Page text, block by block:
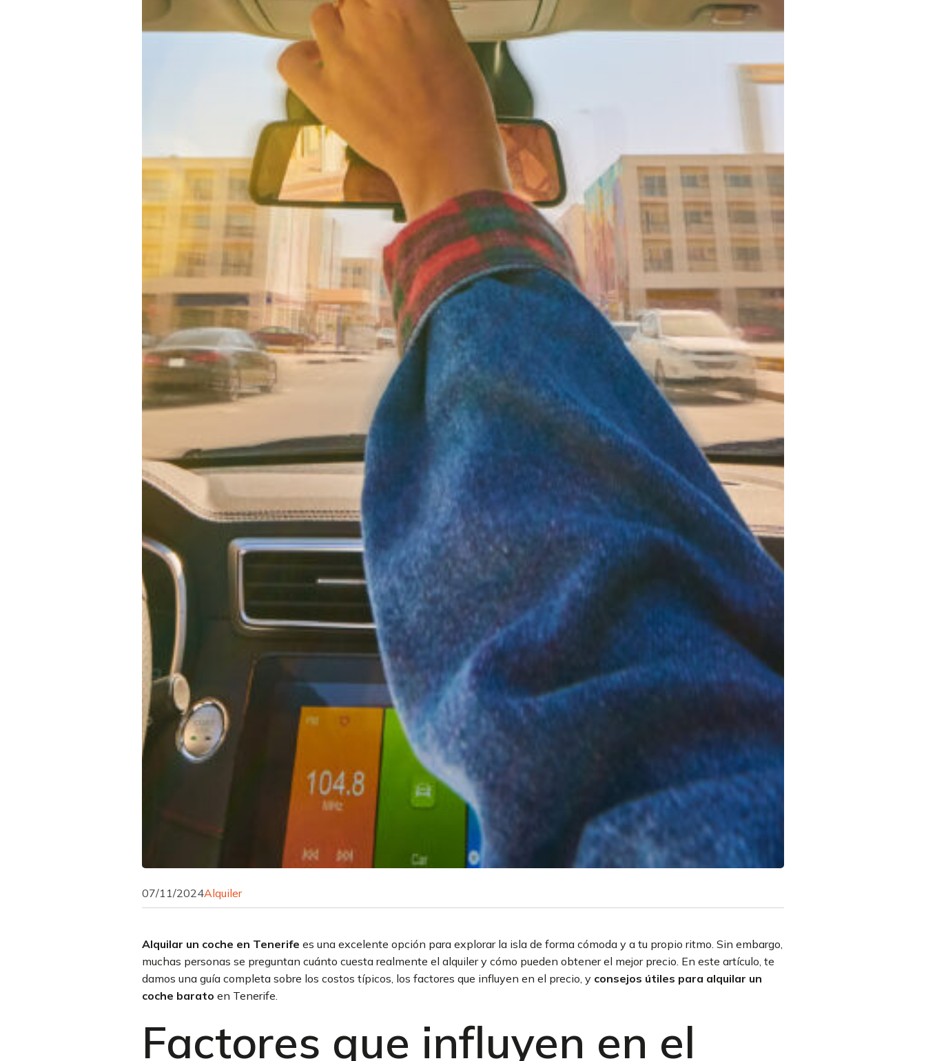
07/11/2024Alquiler
Alquilar un coche en Tenerife es una excelente opción para explorar la isla de forma cómoda y a tu propio ritmo. Sin embargo,
muchas personas se preguntan cuánto cuesta realmente el alquiler y cómo pueden obtener el mejor precio. En este artículo, te
damos una guía completa sobre los costos típicos, los factores que influyen en el precio, y consejos útiles para alquilar un
coche barato en Tenerife.
Factores que influyen en el